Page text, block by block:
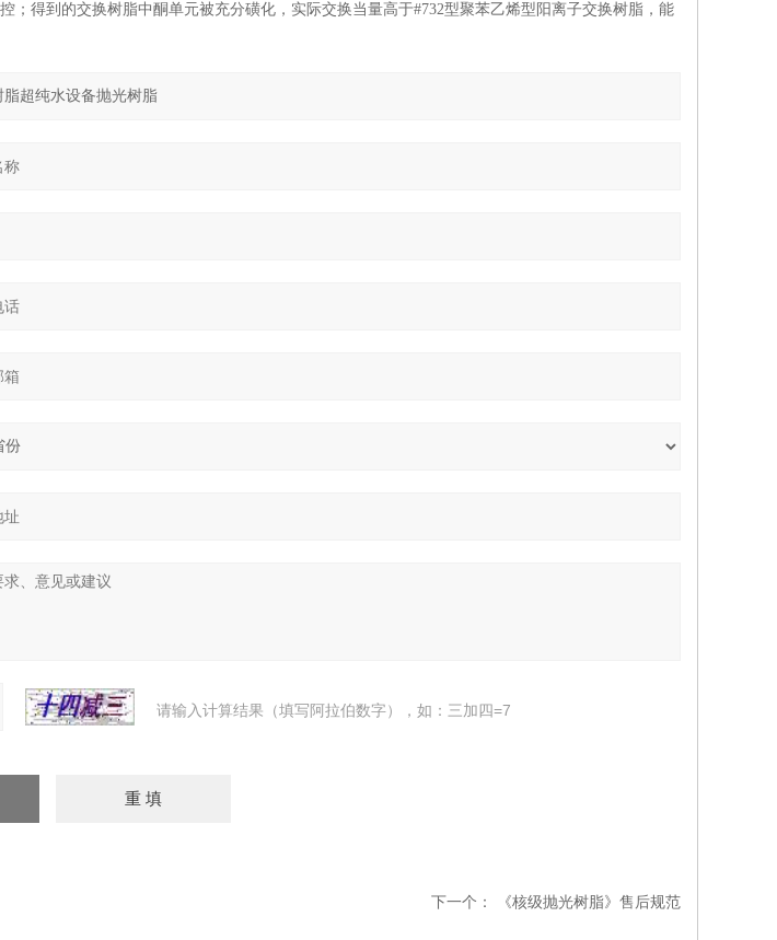
；得到的交换树脂中酮单元被充分磺化，实际交换当量高于#732型聚苯乙烯型阳离子交换树脂，能
请输入计算结果（填写阿拉伯数字），如：三加四=7
下一个： 《核级抛光树脂》售后规范